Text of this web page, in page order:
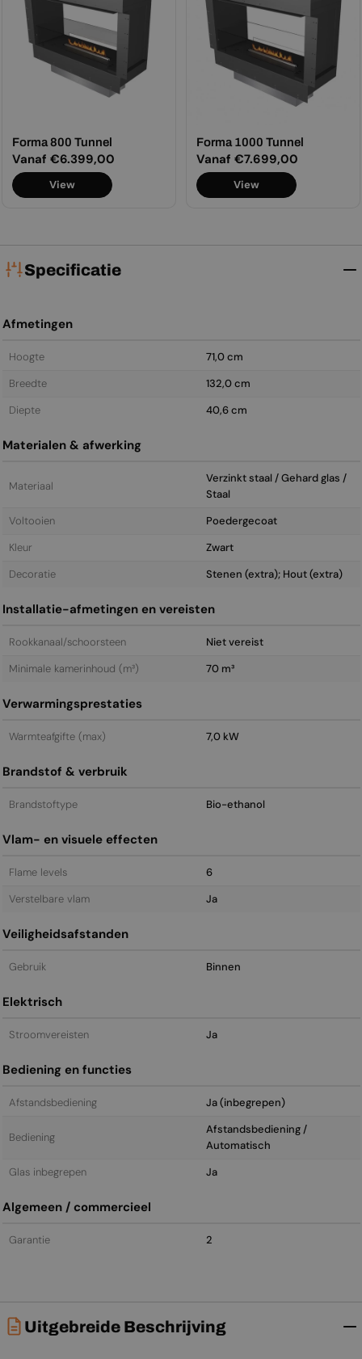
Forma 800 Tunnel
Normale
prijs
Vanaf €6.399,00
View
Forma 1000 Tunnel
Normale
prijs
Vanaf €7.699,00
View
Specificatie
Afmetingen
Hoogte
71,0 cm
Breedte
132,0 cm
Diepte
40,6 cm
Materialen & afwerking
Materiaal
Verzinkt staal / Gehard glas /
Staal
Voltooien
Poedergecoat
Kleur
Zwart
Decoratie
Stenen (extra); Hout (extra)
Installatie-afmetingen en vereisten
Rookkanaal/schoorsteen
Niet vereist
Minimale kamerinhoud (m³)
70 m³
Verwarmingsprestaties
Warmteafgifte (max) 7,0 kW
Brandstof & verbruik
Brandstoftype Bio-ethanol
Vlam- en visuele effecten
Flame levels
6
Verstelbare vlam
Ja
Veiligheidsafstanden
Gebruik Binnen
Elektrisch
Stroomvereisten Ja
Bediening en functies
Afstandsbediening Ja (inbegrepen)
Bediening
Afstandsbediening /
Automatisch
Glas inbegrepen
Ja
Algemeen / commercieel
Garantie 2
Uitgebreide Beschrijving